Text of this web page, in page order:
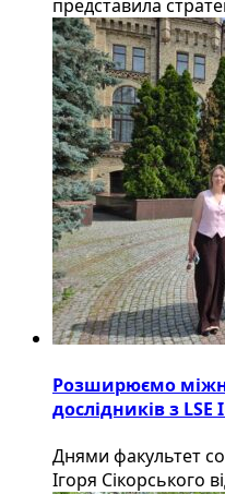
представила
Розширюємо
дослідників з LSE
Днями факультет
Ігоря Сікорського